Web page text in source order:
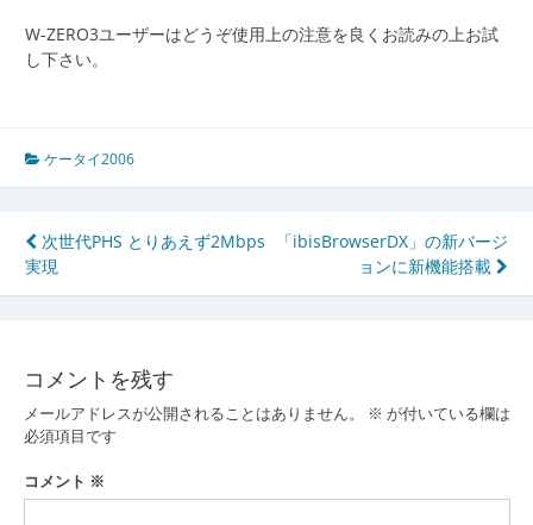
W-ZERO3ユーザーはどうぞ使用上の注意を良くお読みの上お試
し下さい。
ケータイ2006
投
稿
ビ
ゲ
ー
シ
次世代PHS とりあえず2Mbps
実現
「ibisBrowserDX」の新バージ
ョンに新機能搭載
コメントを残す
メールアドレスが公開されることはありません。 ※ が付いている欄は
必須項目です
コメント ※